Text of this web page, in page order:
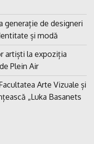
generație de designeri
și modă
artiști la expoziția
Plein Air
Arte Vizuale și
„Luka Basanets